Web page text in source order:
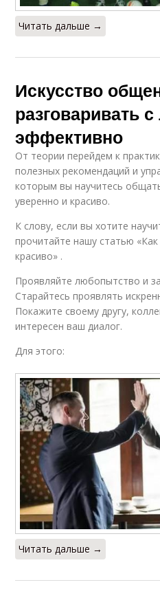
Читать дальше →
Искусство
разговаривать
эффективно
От теории перейдем к
полезных рекомендаций и
которым вы научитесь
уверенно и красиво.
К слову, если вы хотите
прочитайте нашу статью
красиво» .
Проявляйте любопытство и
Старайтесь проявлять
Покажите своему другу,
интересен ваш диалог.
Для этого:
Читать дальше →